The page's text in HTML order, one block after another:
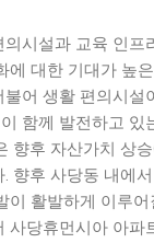
시설과 교육 인프
에 대한 기대가 높
어 생활 편의시설
함께 발전하고 있
향후 자산가치 상
향후 사당동 내에
이 활발하게 이루
사당휴먼시아 아파